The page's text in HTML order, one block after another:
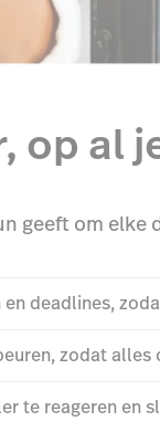
op al
geeft om elke
deadlines,
zodat
te reageren en